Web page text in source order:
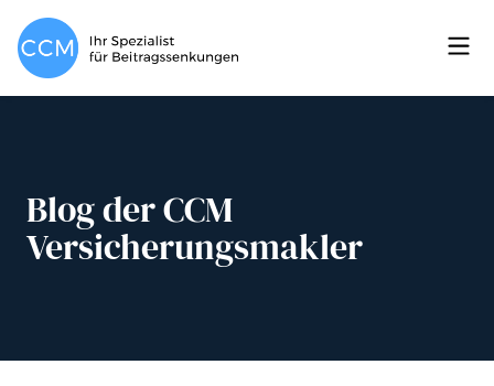
Blog der CCM
Versicherungsmakler